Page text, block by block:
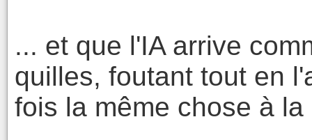
... et que l'IA arrive
quilles, foutant tout en
fois la même chose à